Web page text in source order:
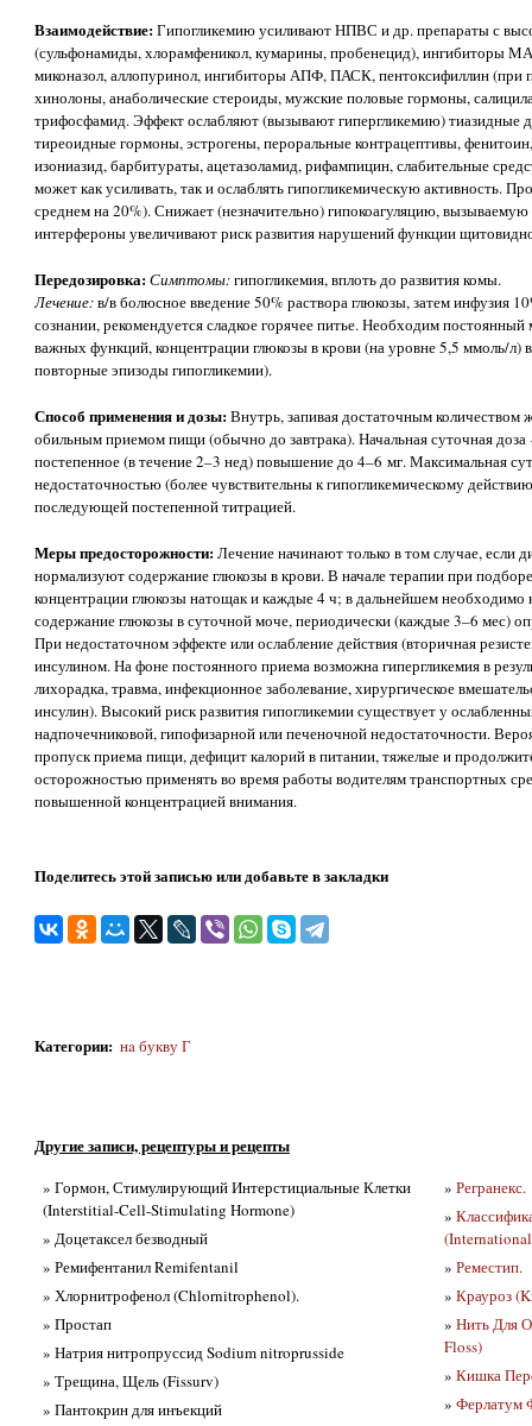
Взаимодействие:Гипогликемию усиливают НПВС и др. препараты с
(сульфонамиды, хлорамфеникол, кумарины, пробенецид), ингибиторы
миконазол, аллопуринол, ингибиторы АПФ, ПАСК, пентоксифиллин (при
хинолоны, анаболические стероиды, мужские половые гормоны,
трифосфамид. Эффект ослабляют (вызывают гипергликемию) тиазидные
тиреоидные гормоны, эстрогены, пероральные контрацептивы,
изониазид, барбитураты, ацетазоламид, рифампицин, слабительные
может как усиливать, так и ослаблять гипогликемическую активность.
среднем на 20%). Снижает (незначительно) гипокоагуляцию,
интерфероны увеличивают риск развития нарушений функции
Передозировка:Симптомы:гипогликемия, вплоть до развития комы.
Лечение:в/в болюсное введение 50% раствора глюкозы, затем инфузия
сознании, рекомендуется сладкое горячее питье. Необходим
важных функций, концентрации глюкозы в крови (на уровне 5,5 ммоль/
повторные эпизоды гипогликемии).
Способ применения и дозы:Внутрь, запивая достаточным
обильным приемом пищи (обычно до завтрака). Начальная суточная
постепенное (в течение 2–3 нед) повышение до 4–6 мг. Максимальная
недостаточностью (более чувствительны к гипогликемическому
последующей постепенной титрацией.
Меры предосторожности:Лечение начинают только в том случае, если
нормализуют содержание глюкозы в крови. В начале терапии при
концентрации глюкозы натощак и каждые 4 ч; в дальнейшем необходимо
содержание глюкозы в суточной моче, периодически (каждые 3–6 мес)
При недостаточном эффекте или ослабление действия (вторичная
инсулином. На фоне постоянного приема возможна гипергликемия в
лихорадка, травма, инфекционное заболевание, хирургическое
инсулин). Высокий риск развития гипогликемии существует у
надпочечниковой, гипофизарной или печеночной недостаточности.
пропуск приема пищи, дефицит калорий в питании, тяжелые и
осторожностью применять во время работы водителям транспортных
повышенной концентрацией внимания.
Поделитесь этой записью или добавьте в закладки
Категории: нa букву Г
Другие записи, рецептуры и рецепты
» Гормон, Стимулирующий Интерстициальные Клетки
(Interstitial-Cell-Stimulating Hormone)
» Доцетаксел безводный
» Ремифентанил Remifentanil
» Хлорнитрофенол (Chlornitrophenol).
» Простап
» Натрия нитропруссид Sodium nitroprusside
» Трещина, Щель (Fissurv)
» Пантокрин для инъекций
» Регранекс.
»
» Реместип.
» Крауроз
» Нить Для
Floss)
» Кишка
» Ферлатум